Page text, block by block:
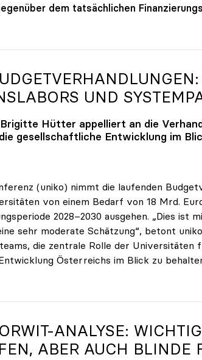
dem tatsächlichen
heimischen Universitäten
UND
Hütter appelliert an die
gesellschaftliche Entwicklung im
(uniko) nimmt die laufenden
von einem Bedarf von 18 Mrd.
2028–2030 ausgehen. „Dies ist
sehr moderate Schätzung“, betont
die zentrale Rolle der
Österreichs im Blick zu
Universitäten sind
ANALYSE:
ABER AUCH BLINDE